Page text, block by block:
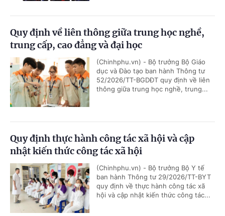
Quy định về liên thông giữa trung học nghề,
trung cấp, cao đẳng và đại học
(Chinhphu.vn) - Bộ trưởng Bộ Giáo
dục và Đào tạo ban hành Thông tư
52/2026/TT-BGDĐT quy định về liên
thông giữa trung học nghề, trung...
Quy định thực hành công tác xã hội và cập
nhật kiến thức công tác xã hội
(Chinhphu.vn) - Bộ trưởng Bộ Y tế
ban hành Thông tư 29/2026/TT-BYT
quy định về thực hành công tác xã
hội và cập nhật kiến thức công tác...